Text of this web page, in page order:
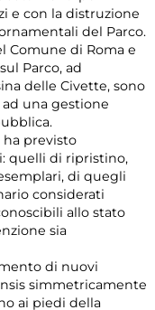
e con la distruzione
del Parco.
Comune di Roma e
Parco, ad
delle Civette, sono
una gestione
previsto
quelli di ripristino,
di quegli
considerati
allo stato
sia
di nuovi
simmetricamente
ai piedi della